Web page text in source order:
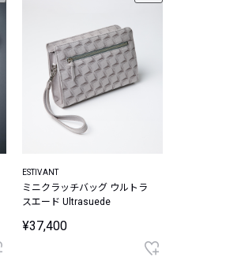
ESTIVANT
ミニクラッチバッグ ウルトラ
スエード Ultrasuede
¥37,400